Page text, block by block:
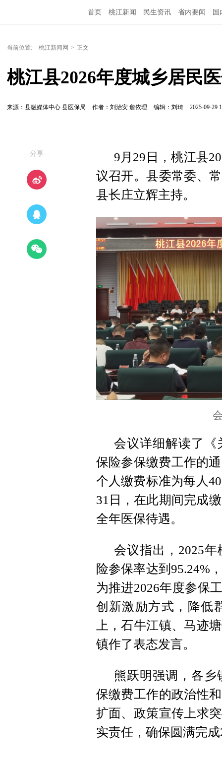
首页 桃江新闻 民生资讯 省内要闻 国
当前位置: 桃江新闻网 > 正文
桃江县2026年度城乡居民
来源：县融媒体中心 县医保局 作者：刘治安 詹依理 编辑：刘琦 2025-09-29
—分享—
9月29日，桃江县
议召开。县委常委、
县长庄立辉主持。
会议详细解读了《
保险参保缴费工作的
个人缴费标准为每人
31日，在此期间完成
全年医保待遇。
会议指出，2025
险参保率达到95.24%
为推进2026年度参保
创新激励方式，降低
上，石牛江镇、马迹
镇作了表态发言。
熊跃明强调，各
保缴费工作的政治性
扩面、政策宣传上求
实责任，确保圆满完